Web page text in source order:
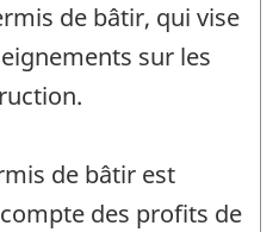
de bâtir, qui vise
sur les
de bâtir est
des profits de